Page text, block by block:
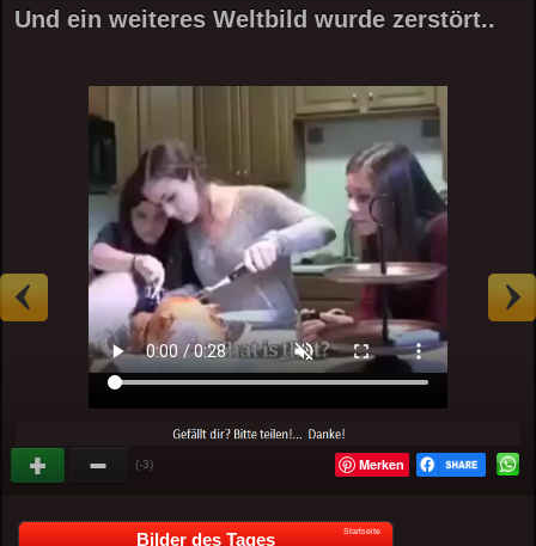
Und ein weiteres Weltbild wurde zerstört..
(-3) Merken
Bilder des Tages Startseite